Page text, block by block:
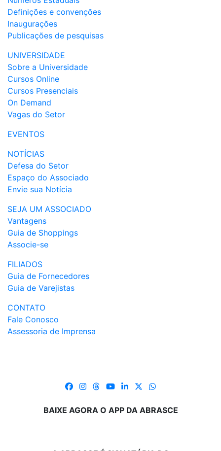
Definições e convenções
Inaugurações
Publicações de pesquisas
UNIVERSIDADE
Sobre a Universidade
Cursos Online
Cursos Presenciais
On Demand
Vagas do Setor
EVENTOS
NOTÍCIAS
Defesa do Setor
Espaço do Associado
Envie sua Notícia
SEJA UM ASSOCIADO
Vantagens
Guia de Shoppings
Associe-se
FILIADOS
Guia de Fornecedores
Guia de Varejistas
CONTATO
Fale Conosco
Assessoria de Imprensa
BAIXE AGORA O APP DA ABRASCE